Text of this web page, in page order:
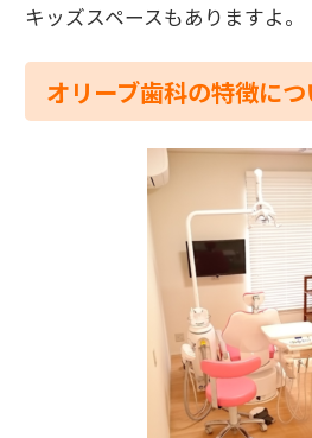
キッズスペースもありますよ。
オリーブ歯科の特徴につ